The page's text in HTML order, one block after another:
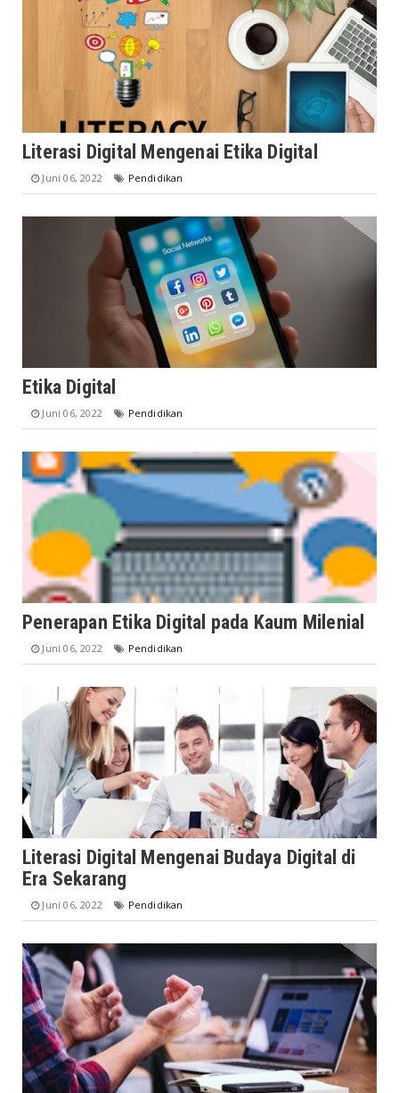
Literasi Digital Mengenai Etika Digital
Juni 06, 2022 Pendidikan
Etika Digital
Juni 06, 2022 Pendidikan
Penerapan Etika Digital pada Kaum Milenial
Juni 06, 2022 Pendidikan
Literasi Digital Mengenai Budaya Digital di
Era Sekarang
Juni 06, 2022 Pendidikan